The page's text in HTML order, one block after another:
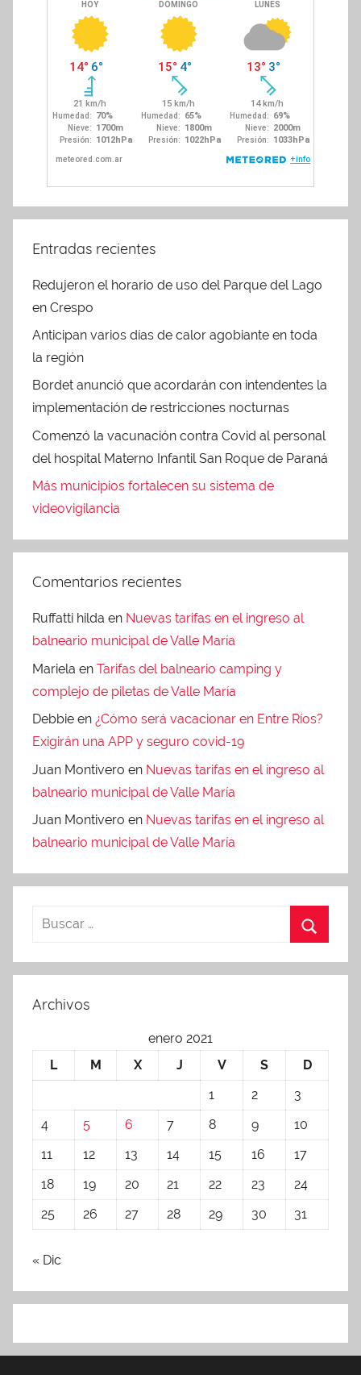
Entradas recientes
Redujeron el horario de uso del Parque del Lago
en Crespo
Anticipan varios días de calor agobiante en toda
la región
Bordet anunció que acordarán con intendentes la
implementación de restricciones nocturnas
Comenzó la vacunación contra Covid al personal
del hospital Materno Infantil San Roque de Paraná
Más municipios fortalecen su sistema de
videovigilancia
Comentarios recientes
Ruffatti hilda en Nuevas tarifas en el ingreso al
balneario municipal de Valle María
Mariela en Tarifas del balneario camping y
complejo de piletas de Valle María
Debbie en ¿Cómo será vacacionar en Entre Ríos?
Exigirán una APP y seguro covid-19
Juan Montivero en Nuevas tarifas en el ingreso al
balneario municipal de Valle María
Juan Montivero en Nuevas tarifas en el ingreso al
balneario municipal de Valle María
Archivos
enero 2021
L
M X J V S
D
1
2
3
4
5 6 7 8 9
10
11
12 13 14 15 16
17
18
19 20 21 22 23
24
25
26 27 28 29 30 31
« Dic